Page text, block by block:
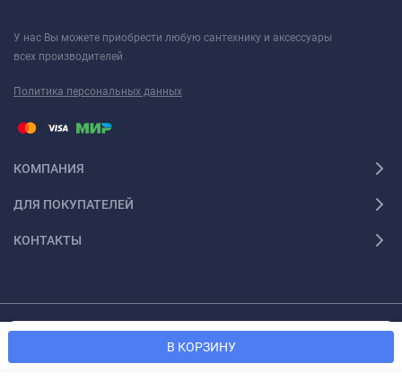
В КОРЗИНУ
У нас Вы можете приобрести любую сантехнику и аксессуары
всех производителей
Политика персональных данных
КОМПАНИЯ
ДЛЯ ПОКУПАТЕЛЕЙ
КОНТАКТЫ